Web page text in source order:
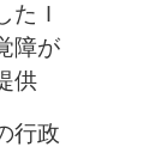
たＩ
障が
供
行政